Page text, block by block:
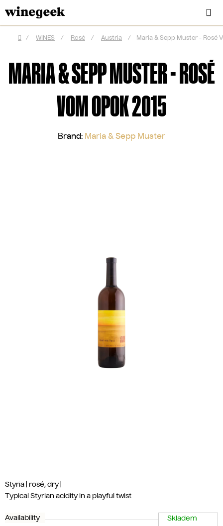
to
content
Home
/ WINES / Rosé / Austria / Maria & Sepp Muster - Rosé
Styria | rosé, dry|
Typical Styrian acidity in a playful twist
Availability
Skladem
MARIA & SEPP MUSTER - ROSÉ
VOM OPOK 2015
Brand: Maria & Sepp Muster